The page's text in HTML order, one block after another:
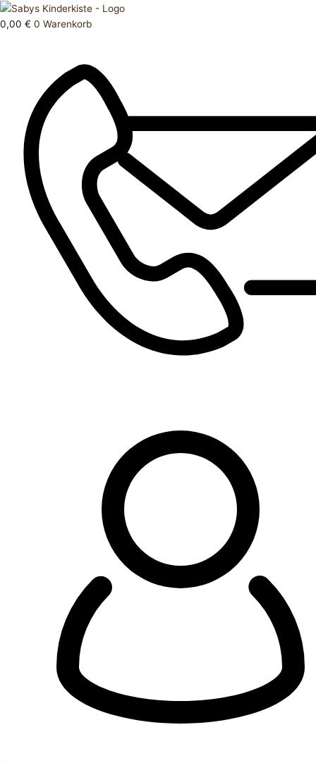
Zum
Inhalt
0,00 € 0 Warenkorb
Products
search
Jacke
98